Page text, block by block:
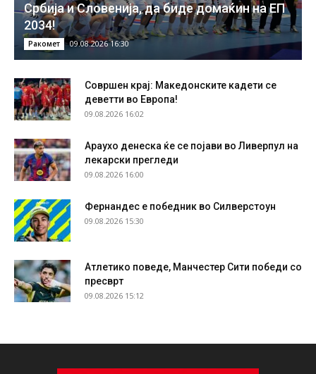
Србија и Словенија, да биде домаќин на ЕП
2034!
Ракомет 09.08.2026 16:30
Совршен крај: Македонските кадети се
деветти во Европа!
09.08.2026 16:02
Араухо денеска ќе се појави во Ливерпул на
лекарски прегледи
09.08.2026 16:00
Фернандес е победник во Силверстоун
09.08.2026 15:30
Атлетико поведе, Манчестер Сити победи со
пресврт
09.08.2026 15:12